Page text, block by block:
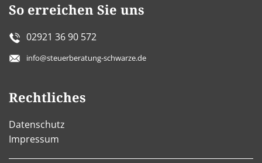
So erreichen Sie uns
02921 36 90 572
info@steuerberatung-schwarze.de
Rechtliches
Datenschutz
Impressum